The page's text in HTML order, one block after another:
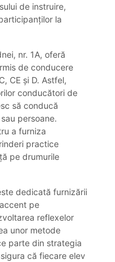
de instruire,
la
nr. 1A, oferă
de conducere
CE și D. Astfel,
conducători de
să conducă
persoane.
a furniza
practice
pe drumurile
dedicată furnizării
pe
reflexelor
unor metode
parte din strategia
că fiecare elev